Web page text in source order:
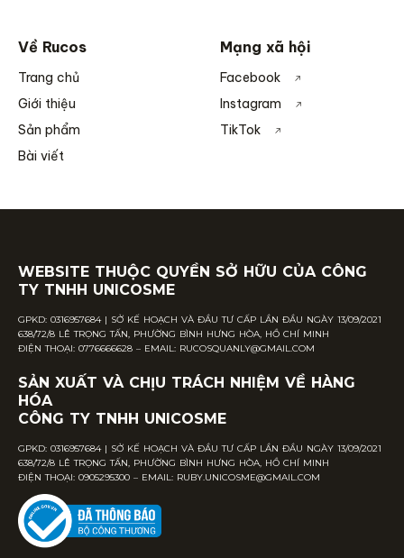
Đăng ký để nhận thông tin liên lạc về các sản phẩm, dịch
Rucos
Chính sách mua hàng
Chính sách giao hàng
Chính sách thanh toán
Chính sách đổi trả hàng
Điều khoản & điều kiện
Dưỡng thể
Khử mùi
Về Rucos
Trang chủ
Giới thiệu
Sản phẩm
Mạng xã hội
Facebook